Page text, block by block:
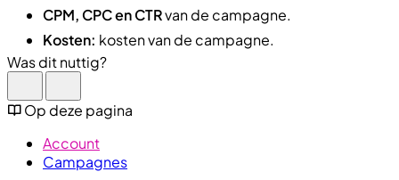
CPM, CPC en CTRvan de campagne.
Kosten: kosten van de campagne.
Was dit nuttig?
Op deze pagina
Account
Campagnes